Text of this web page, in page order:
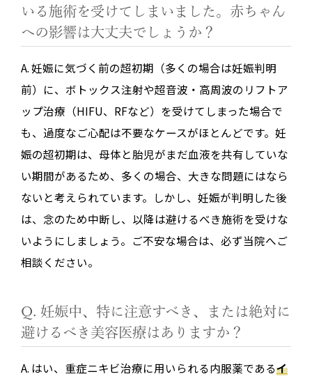
いる施術を受けてしまいました。赤ちゃん
への影響は大丈夫でしょうか？
A. 妊娠に気づく前の超初期（多くの場合は妊娠判明
前）に、ボトックス注射や超音波・高周波のリフトア
ップ治療（HIFU、RFなど）を受けてしまった場合で
も、過度なご心配は不要なケースがほとんどです。妊
娠の超初期は、母体と胎児がまだ血液を共有していな
い期間があるため、多くの場合、大きな問題にはなら
ないと考えられています。しかし、妊娠が判明した後
は、念のため中断し、以降は避けるべき施術を受けな
いようにしましょう。ご不安な場合は、必ず当院へご
相談ください。
Q. 妊娠中、特に注意すべき、または絶対に
避けるべき美容医療はありますか？
A. はい、重症ニキビ治療に用いられる内服薬であるイ